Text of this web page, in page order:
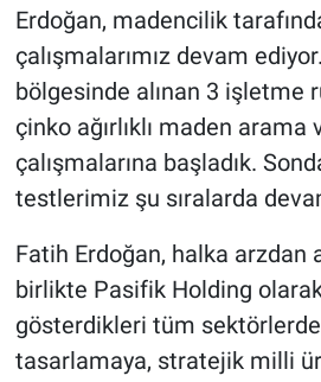
Erdoğan, madencilik
çalışmalarımız devam
bölgesinde alınan 3 işletme
çinko ağırlıklı maden arama
çalışmalarına başladık.
testlerimiz şu sıralarda
Fatih Erdoğan, halka arzdan
birlikte Pasifik Holding
gösterdikleri tüm
tasarlamaya, stratejik milli